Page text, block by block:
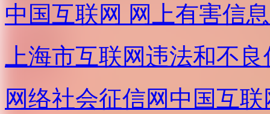
中国互联网 网上有害信
上海市互联网违法和不
网络社会征信网 中国互